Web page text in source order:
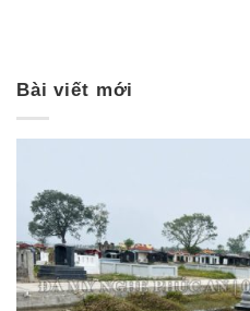
Bài viết mới